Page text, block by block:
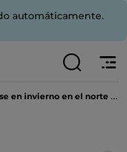
automáticamente.
invierno en el norte de Italia